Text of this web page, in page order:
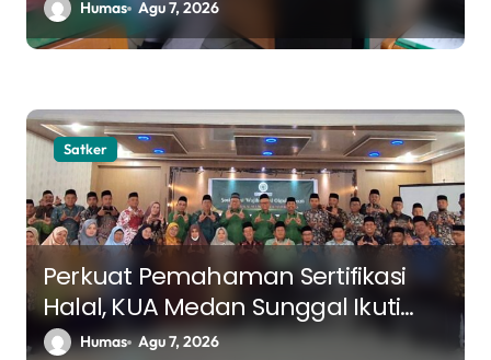
Pengantin
Humas Agu 7, 2026
Satker
Perkuat Pemahaman Sertifikasi
Halal, KUA Medan Sunggal Ikuti
Sosialisasi Bidang Halal MUI Sumut
Humas Agu 7, 2026